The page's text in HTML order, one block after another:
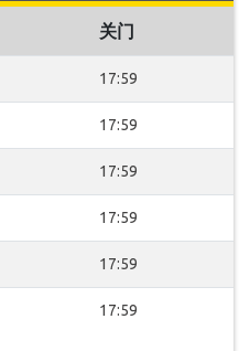
关门
17:59
17:59
17:59
17:59
17:59
17:59